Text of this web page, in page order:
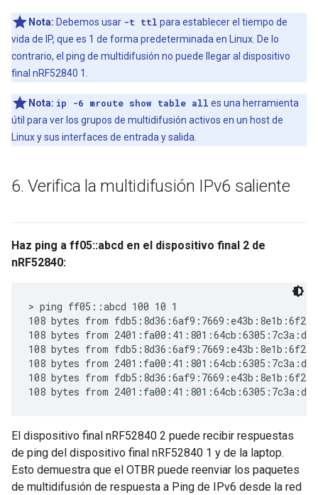
Nota: Debemos usar -t ttl para establecer el tiempo de
vida de IP, que es 1 de forma predeterminada en Linux. De lo
contrario, el ping de multidifusión no puede llegar al dispositivo
final nRF52840 1.
Nota: ip -6 mroute show table all es una herramienta
útil para ver los grupos de multidifusión activos en un host de
Linux y sus interfaces de entrada y salida.
6. Verifica la multidifusión IPv6 saliente
Haz ping a ff05::abcd en el dispositivo final 2 de
nRF52840:
> ping ff05::abcd 100 10 1
108 bytes from
108 bytes from
108 bytes from
108 bytes from
108 bytes from
El dispositivo final nRF52840 2 puede recibir respuestas
de ping del dispositivo final nRF52840 1 y de la laptop.
Esto demuestra que el OTBR puede reenviar los paquetes
de multidifusión de respuesta a Ping de IPv6 desde la red